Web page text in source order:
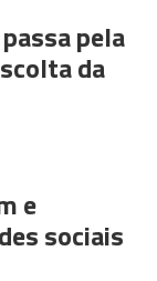
pela
da
e
sociais